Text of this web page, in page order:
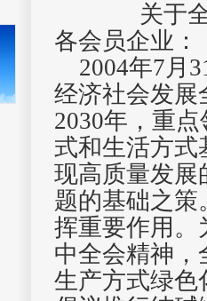
关于
各会员企业：
2004年7月
经济社会发展
2030年，重点
式和生活方式
现高质量发展
题的基础之策
挥重要作用。
中全会精神，
生产方式绿色